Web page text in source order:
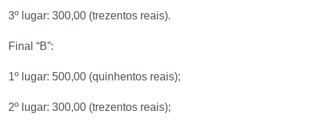
3º lugar: 300,00 (trezentos reais).
Final “B”:
1º lugar: 500,00 (quinhentos reais);
2º lugar: 300,00 (trezentos reais);